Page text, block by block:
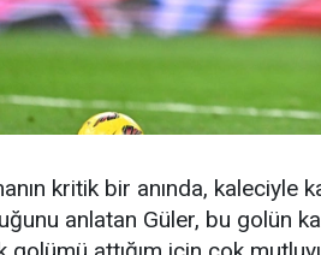
kritik bir anında, kaleciyle
anlatan Güler, bu golün